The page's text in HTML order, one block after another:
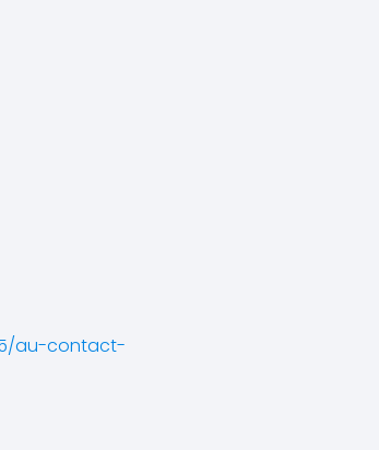
au-contact-